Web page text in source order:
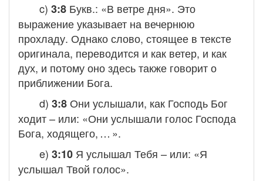
c) 3:8 Букв.: «В ветре дня». Это
выражение указывает на вечернюю
прохладу. Однако слово, стоящее в тексте
оригинала, переводится и как ветер, и как
дух, и потому оно здесь также говорит о
приближении Бога.
d) 3:8 Они услышали, как Господь Бог
ходит – или: «Они услышали голос Господа
Бога, ходящего, … ».
e) 3:10 Я услышал Тебя – или: «Я
услышал Твой голос».